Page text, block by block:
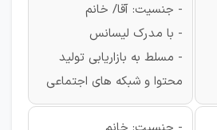
- جنسیت: آقا/ خانم
- با مدرک لیسانس
- مسلط به بازاریابی تولید
محتوا و شبکه های اجتماعی